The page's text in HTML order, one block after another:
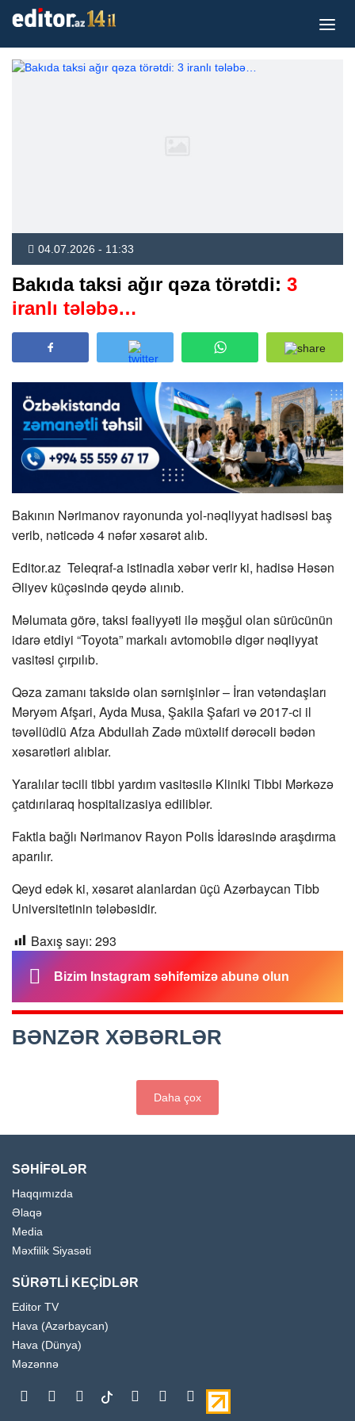
04.07.2026 - 11:33
Bakıda taksi ağır qəza törətdi: 3
iranlı tələbə…
Bakının Nərimanov rayonunda yol-nəqliyyat hadisəsi baş
verib, nəticədə 4 nəfər xəsarət alıb.
Editor.az Teleqraf-a istinadla xəbər verir ki, hadisə Həsən
Əliyev küçəsində qeydə alınıb.
Məlumata görə, taksi fəaliyyəti ilə məşğul olan sürücünün
idarə etdiyi “Toyota” markalı avtomobilə digər nəqliyyat
vasitəsi çırpılıb.
Qəza zamanı taksidə olan sərnişinlər – İran vətəndaşları
Məryəm Afşari, Ayda Musa, Şakila Şafari və 2017-ci il
təvəllüdlü Afza Abdullah Zadə müxtəlif dərəcəli bədən
xəsarətləri alıblar.
Yaralılar təcili tibbi yardım vasitəsilə Kliniki Tibbi Mərkəzə
çatdırılaraq hospitalizasiya ediliblər.
Faktla bağlı Nərimanov Rayon Polis İdarəsində araşdırma
aparılır.
Qeyd edək ki, xəsarət alanlardan üçü Azərbaycan Tibb
Universitetinin tələbəsidir.
Baxış sayı: 293
Bizim Instagram səhifəmizə abunə olun
BƏNZƏR XƏBƏRLƏR
Daha çox
SƏHİFƏLƏR
Haqqımızda
Əlaqə
Media
Məxfilik Siyasəti
SÜRƏTLİ KEÇİDLƏR
Editor TV
Hava (Azərbaycan)
Hava (Dünya)
Məzənnə